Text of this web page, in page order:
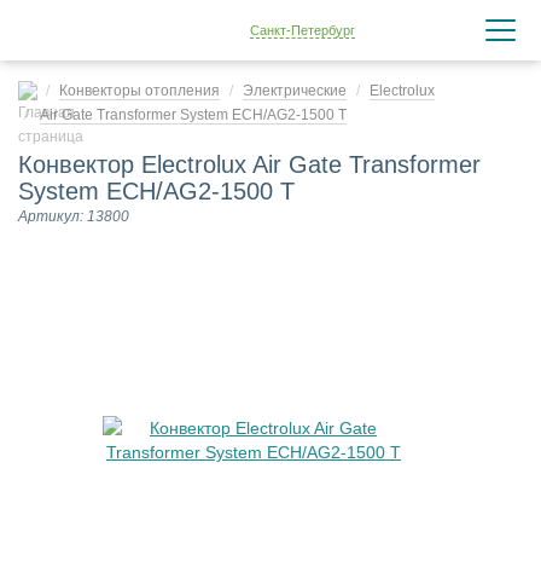
Санкт-Петербург
Конвекторы отопления Электрические
Electrolux
Air Gate Transformer System ECH/AG2-1500 T
Конвектор Electrolux Air Gate Transformer
System ECH/AG2-1500 T
Артикул: 13800